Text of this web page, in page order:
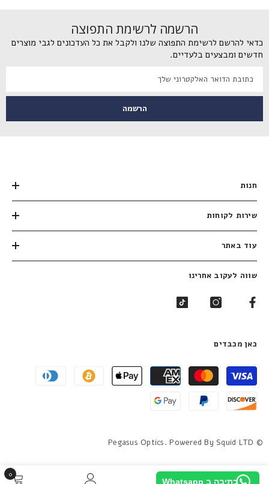
הרשמה לרשימת התפוצה
כדאי להרשם לרשימת התפוצה שלנו ולקבל את כל העדכונים לגבי מוצרים
חדשים ומבצעים בלעדיים.
הרשמה
חנות
שירות לקוחות
עוד באתר
שווה לעקוב אחרינו
כאן מכבדים
שיטות
תשלום
© Pegasus Optics. Powered By Squid LTD
0 0
כתיבה ב Whatsapp